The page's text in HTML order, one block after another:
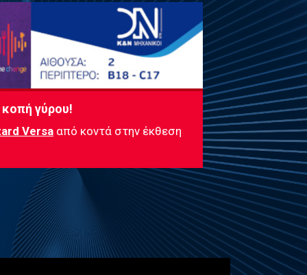
γύρου!
Versa από κοντά στην έκθεση